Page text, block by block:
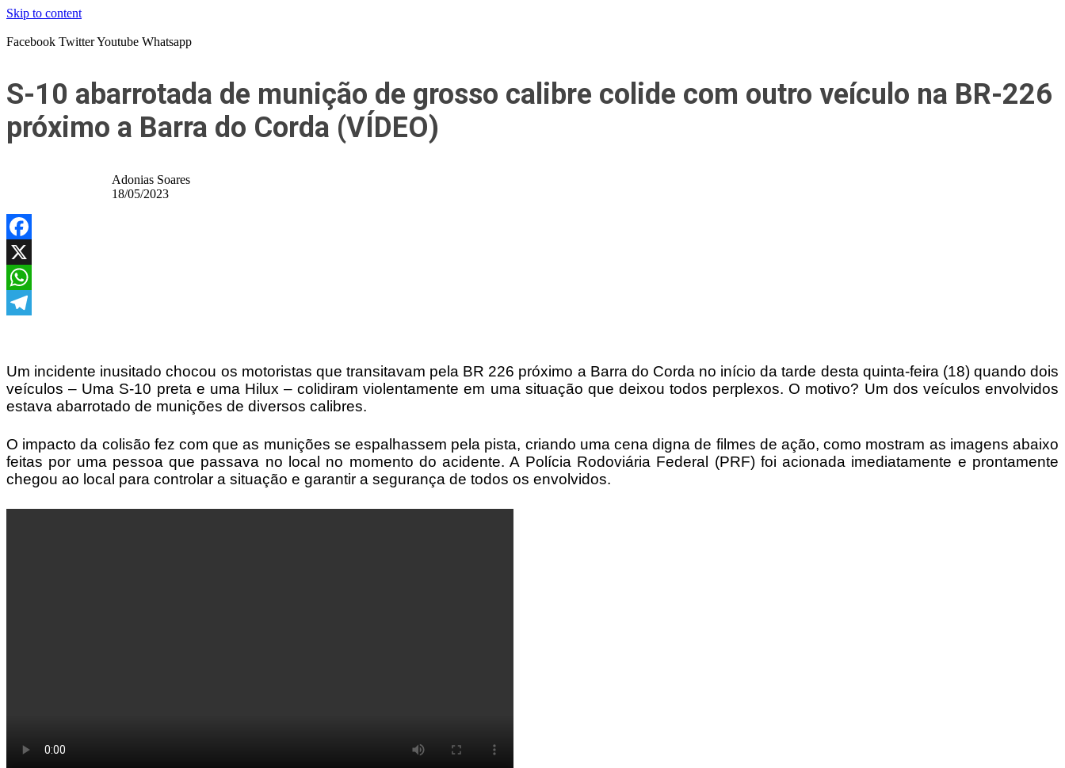
Skip to content
Facebook TwitterYoutube Whatsapp
S-10 abarrotada de munição de grosso calibre colide com outro veículo na BR-226
próximo a Barra do Corda (VÍDEO)
Adonias Soares
18/05/2023
Facebook
X
WhatsApp
Um incidente inusitado chocou os motoristas que transitavam pela BR 226 próximo a Barra do Corda no início da tarde desta quinta-feira (18) quando dois
veículos – Uma S-10 preta e uma Hilux – colidiram violentamente em uma situação que deixou todos perplexos. O motivo? Um dos veículos envolvidos
estava abarrotado de munições de diversos calibres.
O impacto da colisão fez com que as munições se espalhassem pela pista, criando uma cena digna de filmes de ação, como mostram as imagens abaixo
feitas por uma pessoa que passava no local no momento do acidente. A Polícia Rodoviária Federal (PRF) foi acionada imediatamente e prontamente
chegou ao local para controlar a situação e garantir a segurança de todos os envolvidos.